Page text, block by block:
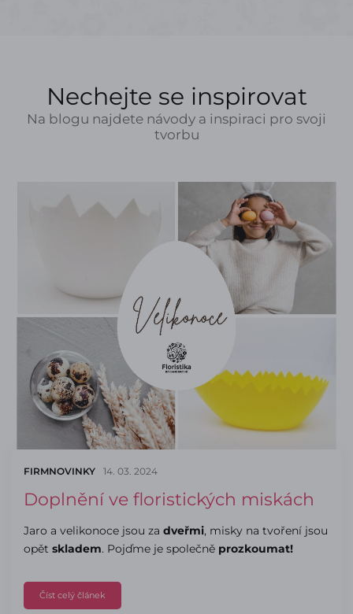
Nechejte se inspirovat
Na blogu najdete návody a inspiraci pro svoji
tvorbu
FIRMNOVINKY 14. 03. 2024
Doplnění ve floristických miskách
Jaro a velikonoce jsou za dveřmi, misky na tvoření jsou
opět skladem. Pojďme je společně prozkoumat!
Číst celý článek